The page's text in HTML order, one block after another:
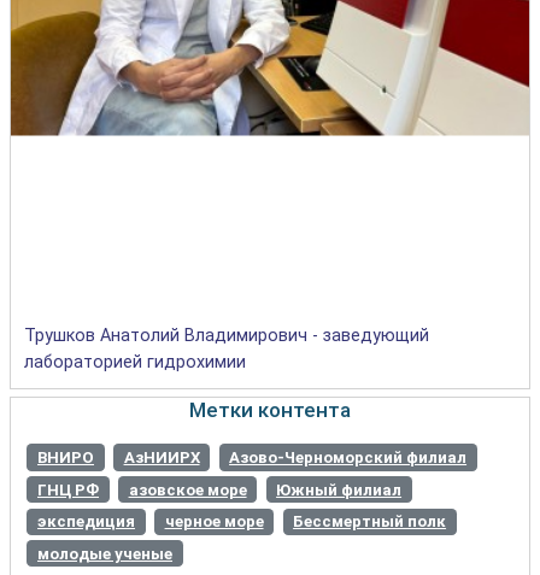
Трушков Анатолий Владимирович - заведующий
лабораторией гидрохимии
Метки контента
ВНИРО АзНИИРХ
Азово-Черноморский филиал
ГНЦ РФ
азовское море
Южный филиал
экспедиция
черное море
Бессмертный полк
молодые ученые